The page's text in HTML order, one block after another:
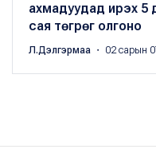
ахмадуудад ирэх 5
сая төгрөг олгоно
Л.Дэлгэрмаа ・ 02 сарын